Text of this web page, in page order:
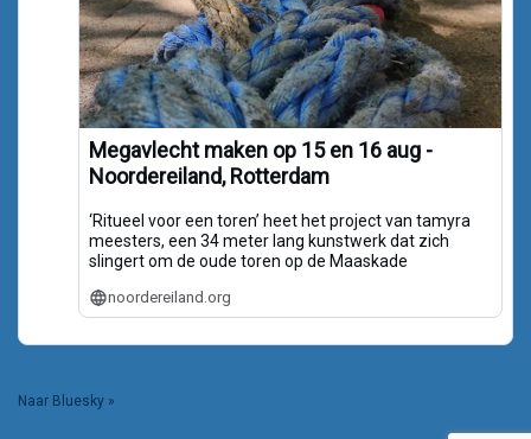
Megavlecht maken op 15 en 16 aug -
Noordereiland, Rotterdam
‘Ritueel voor een toren’ heet het project van tamyra
meesters, een 34 meter lang kunstwerk dat zich
slingert om de oude toren op de Maaskade
noordereiland.org
Naar Bluesky »